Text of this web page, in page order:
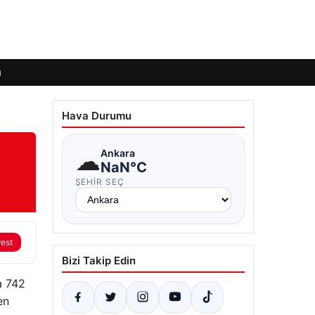
742
Hava Durumu
☁Ankara
NaN°C
ŞEHIR SEÇ
Bizi Takip Edin